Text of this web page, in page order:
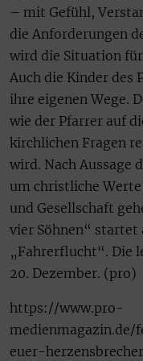
– mit Gefühl,
die Anforderungen
wird die Situation
Auch die Kinder des
ihre eigenen Wege.
wie der Pfarrer auf
kirchlichen Fragen
wird. Nach Aussage
um christliche
und Gesellschaft
vier Söhnen“ startet
„Fahrerflucht“. Die
20. Dezember. (pro)
https://www.pro-
euer-